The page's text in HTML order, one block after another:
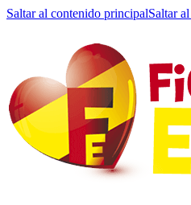
Saltar al contenido principalSaltar